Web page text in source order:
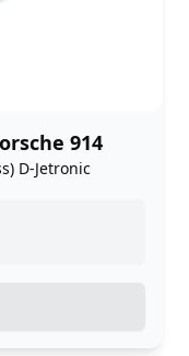
914
D-Jetronic